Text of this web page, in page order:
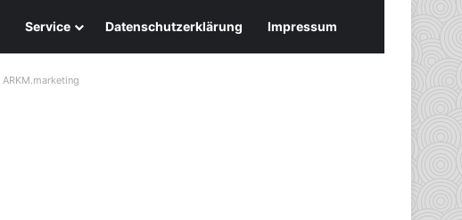
Service Datenschutzerklärung Impressum
ARKM.marketing